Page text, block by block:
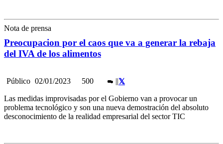
Nota de prensa
Preocupacion por el caos que va a generar la rebaja
del IVA de los alimentos
Público 02/01/2023 500 ||
Las medidas improvisadas por el Gobierno van a provocar un
problema tecnológico y son una nueva demostración del absoluto
desconocimiento de la realidad empresarial del sector TIC